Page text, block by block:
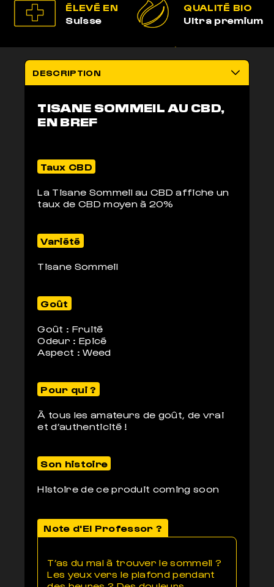
ÉLEVÉ EN
Suisse
QUALITÉ BIO
Ultra premium
Non addictif
anonyme 2-3j
DESCRIPTION
TISANE SOMMEIL AU CBD,
EN BREF
Taux CBD
La Tisane Sommeil au CBD affiche un
taux de CBD moyen à 20%
Variété
Tisane Sommeil
Goût
Goût : Fruité
Odeur : Epicé
Aspect : Weed
Pour qui ?
À tous les amateurs de goût, de vrai
et d’authenticité !
Son histoire
Histoire de ce produit coming soon
Note d'El Professor ?
T’as du mal à trouver le sommeil ?
Les yeux vers le plafond pendant